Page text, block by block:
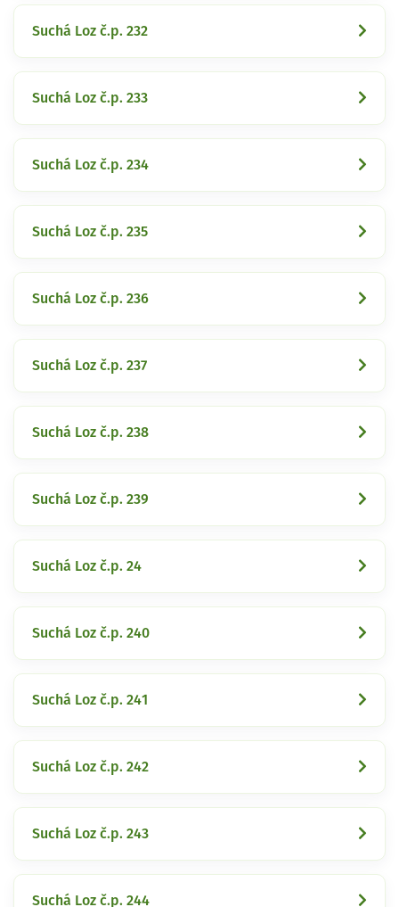
Suchá Loz č.p. 232
Suchá Loz č.p. 233
Suchá Loz č.p. 234
Suchá Loz č.p. 235
Suchá Loz č.p. 236
Suchá Loz č.p. 237
Suchá Loz č.p. 238
Suchá Loz č.p. 239
Suchá Loz č.p. 24
Suchá Loz č.p. 240
Suchá Loz č.p. 241
Suchá Loz č.p. 242
Suchá Loz č.p. 243
Suchá Loz č.p. 244